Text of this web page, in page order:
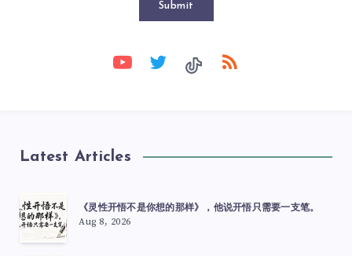
Submit
Latest Articles
《灵性开悟不是你想的那样》，他说开悟只需要一支笔。
Aug 8, 2026